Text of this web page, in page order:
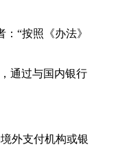
“按照《办法》
通过与国内银行
外支付机构或银